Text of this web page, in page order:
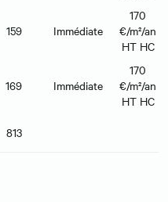
159 Immédiate
170
€/m²/an
HT HC
169 Immédiate
170
€/m²/an
HT HC
813